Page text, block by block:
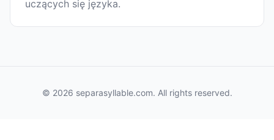
uczących się języka.
© 2026 separasyllable.com. All rights reserved.